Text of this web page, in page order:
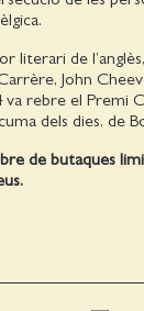
literari de
John
va rebre el Premi
dels dies, de
de butaques